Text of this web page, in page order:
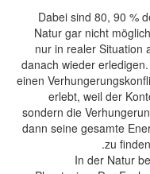
Dabei sind 80, 90 %
Natur gar nicht
nur in realer Situation
danach wieder
einen
erlebt, weil der
sondern die
dann seine gesamte
zu
In der Natur